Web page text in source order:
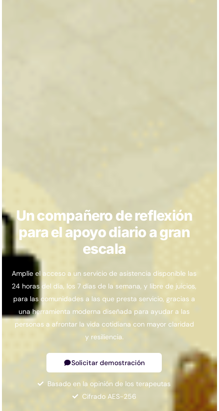
Un compañero de reflexión
para el apoyo diario a gran
escala
Amplíe el acceso a un servicio de asistencia disponible las
24 horas del día, los 7 días de la semana, y libre de juicios,
para las comunidades a las que presta servicio, gracias a
una herramienta moderna diseñada para ayudar a las
personas a afrontar la vida cotidiana con mayor claridad
y resiliencia.
Solicitar demostración
Basado en la opinión de los terapeutas
Cifrado AES-256